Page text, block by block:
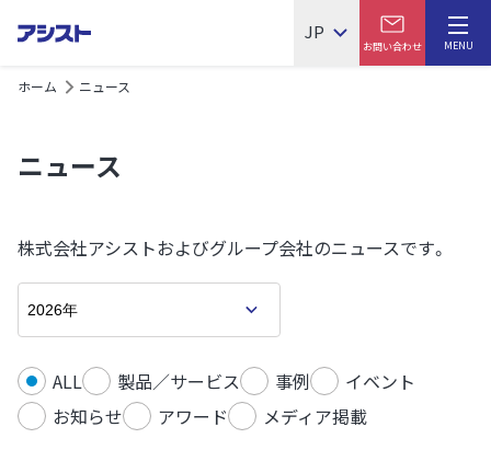
MENU
JP
お問い合わせ
ホーム ニュース
ニュース
株式会社アシストおよびグループ会社のニュースです。
ALL 製品／サービス 事例
イベント
お知らせ
アワード メディア掲載